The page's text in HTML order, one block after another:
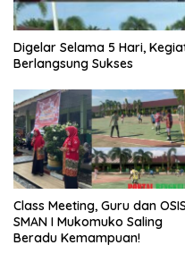
Digelar Selama 5 Hari,
Berlangsung Sukses
Class Meeting, Guru dan OSIS
SMAN I Mukomuko Saling
Beradu Kemampuan!